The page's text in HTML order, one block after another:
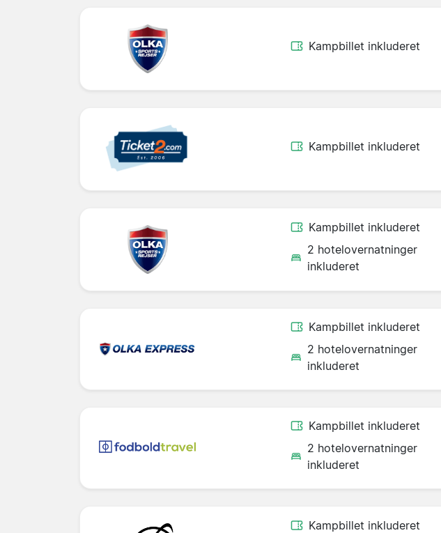
Kampbillet inkluderet
Kampbillet inkluderet
Kampbillet inkluderet
2 hotelovernatninger
inkluderet
Kampbillet inkluderet
2 hotelovernatninger
inkluderet
Kampbillet inkluderet
2 hotelovernatninger
inkluderet
Kampbillet inkluderet